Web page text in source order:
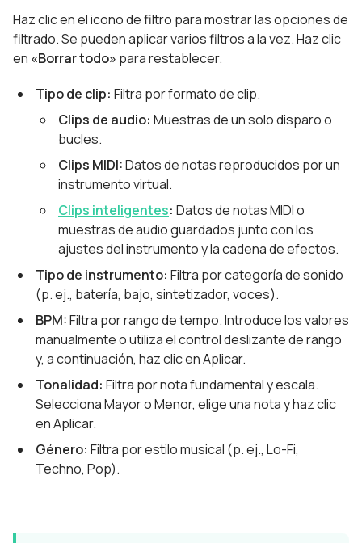
Haz clic en el icono de filtro para mostrar las opciones de
filtrado. Se pueden aplicar varios filtros a la vez. Haz clic
en «Borrar todo» para restablecer.
Tipo de clip: Filtra por formato de clip.
Clips de audio: Muestras de un solo disparo o
bucles.
Clips MIDI:Datos de notas reproducidos por un
instrumento virtual.
Clips inteligentes: Datos de notas MIDI o
muestras de audio guardados junto con los
ajustes del instrumento y la cadena de efectos.
Tipo de instrumento: Filtra por categoría de sonido
(p. ej., batería, bajo, sintetizador, voces).
BPM:Filtra por rango de tempo. Introduce los valores
manualmente o utiliza el control deslizante de rango
y, a continuación, haz clic en Aplicar.
Tonalidad: Filtra por nota fundamental y escala.
Selecciona Mayor o Menor, elige una nota y haz clic
en Aplicar.
Género: Filtra por estilo musical (p. ej., Lo-Fi,
Techno, Pop).